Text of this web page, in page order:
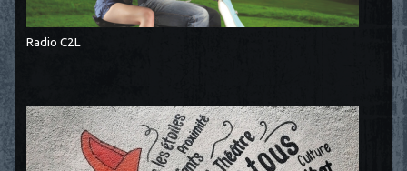
Radio C2L